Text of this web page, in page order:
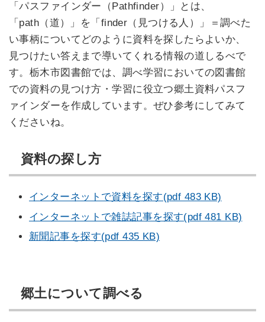
「パスファインダー（Pathfinder）」とは、
「path（道）」を「finder（見つける人）」＝調べた
い事柄についてどのように資料を探したらよいか、
見つけたい答えまで導いてくれる情報の道しるべで
す。栃木市図書館では、調べ学習においての図書館
での資料の見つけ方・学習に役立つ郷土資料パスフ
ァインダーを作成しています。ぜひ参考にしてみて
くださいね。
資料の探し方
インターネットで資料を探す(pdf 483 KB)
インターネットで雑誌記事を探す(pdf 481 KB)
新聞記事を探す(pdf 435 KB)
郷土について調べる